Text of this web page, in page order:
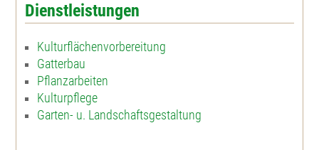
Dienstleistungen
Kulturflächenvorbereitung
Gatterbau
Pflanzarbeiten
Kulturpflege
Garten- u. Landschaftsgestaltung